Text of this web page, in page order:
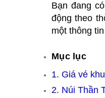
Bạn đang
động theo
một thông
Mục lục
1. Giá vé
2. Núi Thần